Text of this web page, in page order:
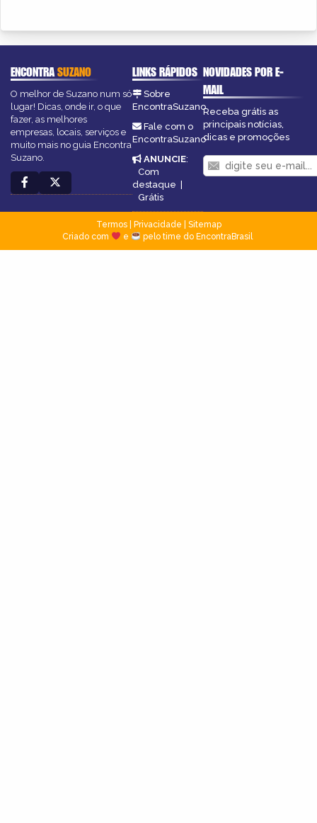
ENCONTRASUZANO
O melhor de Suzano num só
lugar! Dicas, onde ir, o que
fazer, as melhores
empresas, locais, serviços e
muito mais no guia Encontra
Suzano.
LINKS RÁPIDOS
Sobre
EncontraSuzano
Fale com o
EncontraSuzano
ANUNCIE:
Com
destaque |
Grátis
NOVIDADES POR E-
MAIL
Receba grátis as
principais notícias,
dicas e promoções
Termos| Privacidade
Sitemap
Criado com
e pelo time do EncontraBrasil